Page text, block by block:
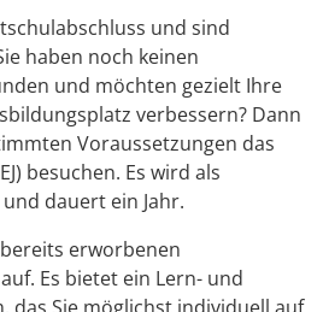
und sind
haben noch keinen
und möchten gezielt Ihre
verbessern? Dann
Voraussetzungen das
besuchen. Es wird als
dauert ein Jahr.
erworbenen
Es bietet ein Lern- und